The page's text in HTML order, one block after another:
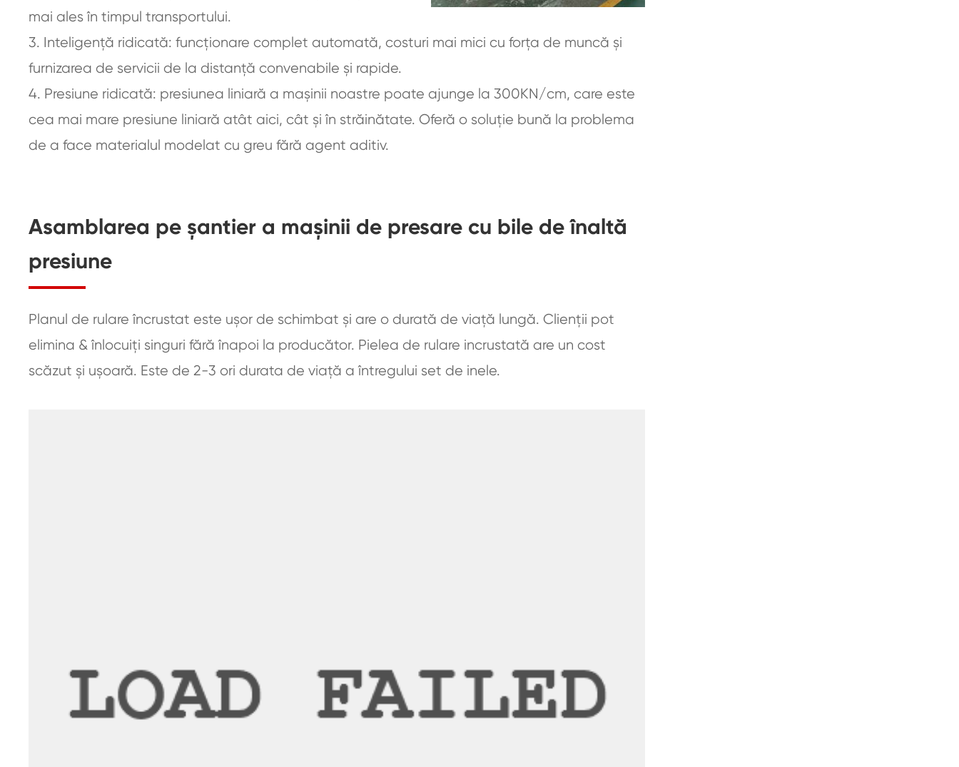
mai ales în timpul transportului.
3. Inteligență ridicată: funcționare complet automată, costuri mai mici cu forța de muncă și
furnizarea de servicii de la distanță convenabile și rapide.
4. Presiune ridicată: presiunea liniară a mașinii noastre poate ajunge la 300KN/cm, care este
cea mai mare presiune liniară atât aici, cât și în străinătate. Oferă o soluție bună la problema
de a face materialul modelat cu greu fără agent aditiv.
Asamblarea pe șantier a mașinii de presare cu bile de înaltă
presiune
Planul de rulare încrustat este ușor de schimbat și are o durată de viață lungă. Clienții pot
elimina & înlocuiți singuri fără înapoi la producător. Pielea de rulare incrustată are un cost
scăzut și ușoară. Este de 2-3 ori durata de viață a întregului set de inele.